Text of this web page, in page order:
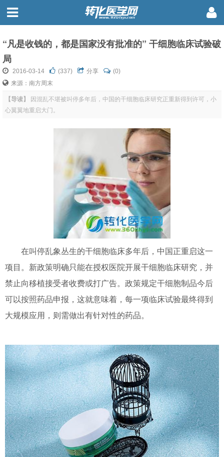
“凡是收钱的，都是国家没有批准的” 干细胞临床试验破
局
2016-03-14 (337) 分享
(0)
来源：南方周末
【导读】
因混乱不堪被叫停多年后，中国的干细胞临床研究正重新得到许可，小
心翼翼地重启大门。
在叫停乱象丛生的干细胞临床多年后，中国正重启这一
项目。新政策明确只能在授权医院开展干细胞临床研究，并
禁止向移植接受者收费或打广告。政策规定干细胞制品今后
可以按照药品申报，这就意味着，每一项临床试验最终得到
大规模应用，则需做出有针对性的药品。